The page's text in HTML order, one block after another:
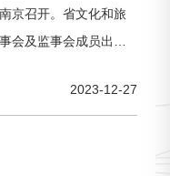
京召开。省文化和旅
会及监事会成员出席
、副厅长兼省文物局
2023-12-27